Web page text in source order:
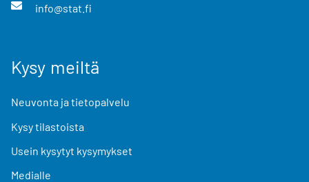
info@stat.fi
Kysy meiltä
Neuvonta ja tietopalvelu
Kysy tilastoista
Usein kysytyt kysymykset
Medialle